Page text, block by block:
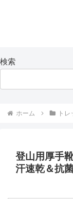
検索
ホーム ト
登山用厚手
汗速乾＆抗